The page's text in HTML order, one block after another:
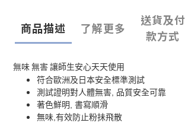
商品描述 了解更多
送貨及付
款方式
無味 無害 讓師生安心天天使用
符合歐洲及日本安全標準測試
測試證明對人體無害, 品質安全可靠
著色鮮明, 書寫順滑
無味,有效防止粉抺飛散